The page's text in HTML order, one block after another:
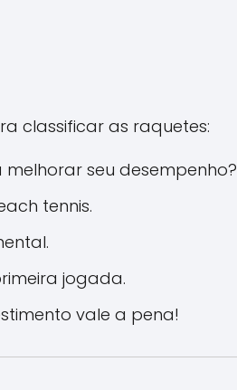
classificar as raquetes:
seu desempenho?
tennis.
jogada.
vale a pena!